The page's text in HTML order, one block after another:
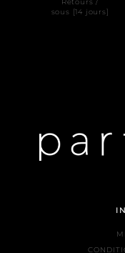
sous [14 jours]